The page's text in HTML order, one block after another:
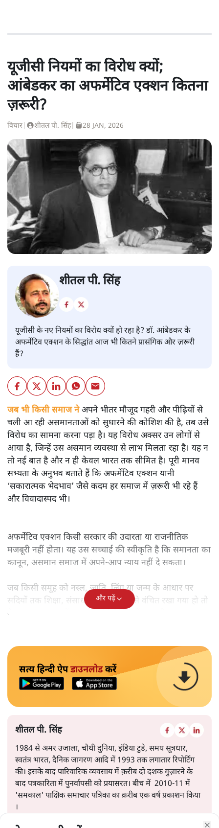
यूजीसी नियमों का विरोध क्यों;
आंबेडकर का अफर्मेटिव एक्शन कितना
ज़रूरी?
विचार शीतल पी. सिंह| 28 JAN, 2026
शीतल पी. सिंह
यूजीसी के नए नियमों का विरोध क्यों हो रहा है? डॉ. आंबेडकर के
अफर्मेटिव एक्शन के सिद्धांत आज भी कितने प्रासंगिक और ज़रूरी
हैं?
जब भी किसी समाज नेअपने भीतर मौजूद गहरी और पीढ़ियों से
चली आ रही असमानताओं को सुधारने की कोशिश की है, तब उसे
विरोध का सामना करना पड़ा है। यह विरोध अक्सर उन लोगों से
आया है, जिन्हें उस असमान व्यवस्था से लाभ मिलता रहा है। यह न
तो नई बात है और न ही केवल भारत तक सीमित है। पूरी मानव
सभ्यता के अनुभव बताते हैं कि अफर्मेटिव एक्शन यानी
‘सकारात्मक भेदभाव’ जैसे कदम हर समाज में ज़रूरी भी रहे हैं
और विवादास्पद भी।
अफर्मेटिव एक्शन किसी सरकार की उदारता या राजनीतिक
मजबूरी नहीं होता। यह उस सच्चाई की स्वीकृति है कि समानता का
कानून, असमान समाज में अपने-आप न्याय नहीं दे सकता।
जब किसी समूह को नस्ल, जाति, लिंग या जन्म के आधार पर
सदियों तक शिक्षा, संसाधनों और सम्मान से वंचित रखा गया हो तो
केवल ‘सब बराबर हैं’ कह देने से स्थिति नहीं बदलती।
और पढ़ें
सत्य हिन्दी ऐपडाउनलोडकरें
शीतल पी. सिंह
1984 से अमर उजाला, चौथी दुनिया, इंडिया टुडे, समय सूत्रधार,
स्वतंत्र भारत, दैनिक जागरण आदि में 1993 तक लगातार रिपोर्टिंग
की। इसके बाद पारिवारिक व्यवसाय में क़रीब दो दशक गुज़ारने के
बाद पत्रकारिता में पुनर्वापसी को प्रयासरत। बीच में 2010-11 में
'समकाल' पाक्षिक समाचार पत्रिका का क़रीब एक वर्ष प्रकाशन किया
।